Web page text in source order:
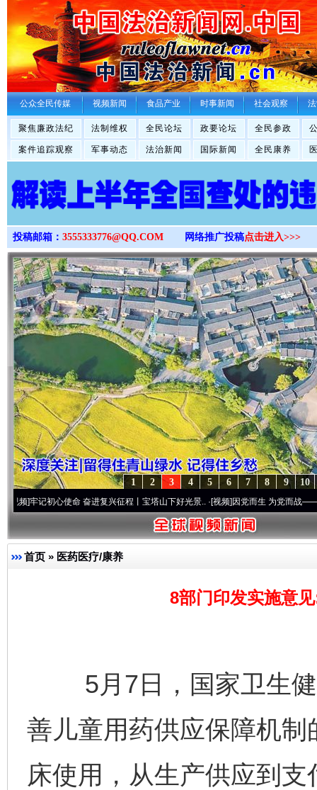
>
公众全民传媒 视频新闻 食品产业 时事新闻 社会观察
聚焦廉政法纪 法制维权 全民论坛 政要论坛 全民参政
案件追踪观察 军事动态 法治新闻 国际新闻 全民康养
投稿邮箱： 3555333776@QQ.COM 网络推广投稿点击进入>>>
10
9
8
7
6
5
4
3
2
1
初心使命 奋进复兴征程丨宝塔山下好光景..·[视频]因党而生 为党而战——百年“纪”
首页 » 医药医疗/康养
8部门印发实施意
5月7日，国家卫生健
善儿童用药供应保障机
床使用，从生产供应到